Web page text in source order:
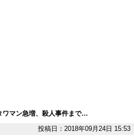
ワマン急増、殺人事件まで…
投稿日：2018年09月24日 15:53